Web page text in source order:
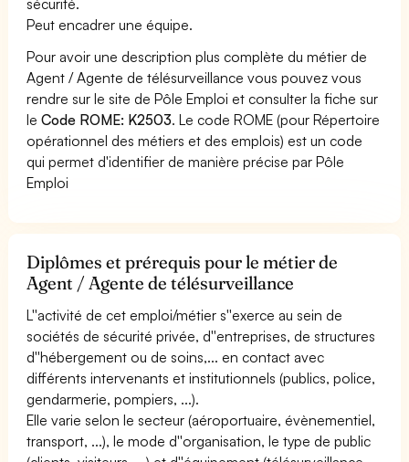
Peut encadrer une équipe.
Pour avoir une description plus complète du métier de
Agent / Agente de télésurveillance vous pouvez vous
rendre sur le site de Pôle Emploi et consulter la fiche sur
leCode ROME: K2503. Le code ROME (pour Répertoire
opérationnel des métiers et des emplois) est un code
qui permet d'identifier de manière précise par Pôle
Emploi
Diplômes et prérequis pour le métier de
Agent / Agente de télésurveillance
L''activité de cet emploi/métier s''exerce au sein de
sociétés de sécurité privée, d''entreprises, de structures
d''hébergement ou de soins,... en contact avec
différents intervenants et institutionnels (publics, police,
gendarmerie, pompiers, ...).
Elle varie selon le secteur (aéroportuaire, évènementiel,
transport, ...), le mode d''organisation, le type de public